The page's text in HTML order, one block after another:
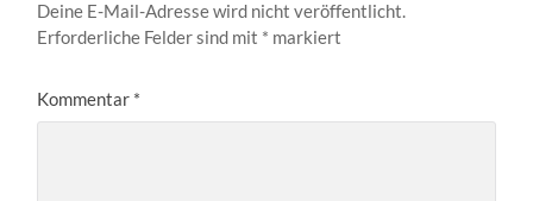
Deine E-Mail-Adresse wird nicht veröffentlicht.
Erforderliche Felder sind mit * markiert
Kommentar *